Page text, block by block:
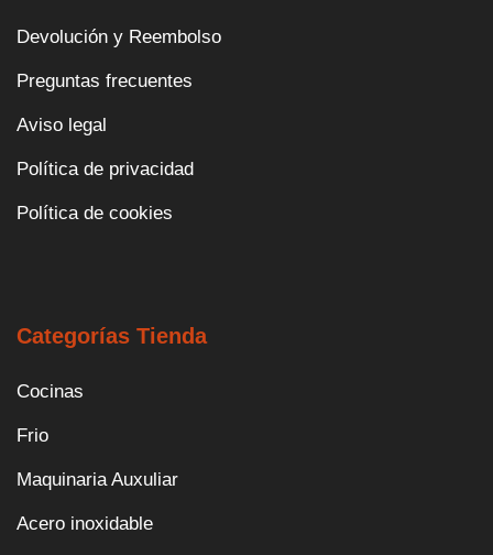
Devolución y Reembolso
Preguntas frecuentes
Aviso legal
Política de privacidad
Política de cookies
Categorías Tienda
Cocinas
Frio
Maquinaria Auxuliar
Acero inoxidable